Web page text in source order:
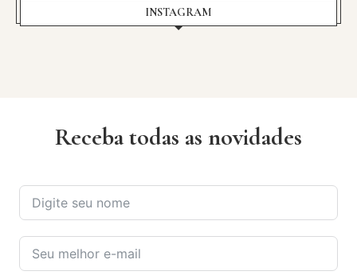
INSTAGRAM
Receba todas as novidades